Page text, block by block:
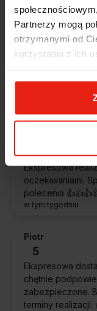
Partnerzy mogą
otrzymanymi od
korzystania z ich
Alicja
5
Jestem
sprawnie, bez
5
Ekspresowa
oczekiwaniami.
polecenia
w tym tygodniu
Piotr
5
Ekspresowa
chętnie
zabezpieczone.
terminy realizacji.